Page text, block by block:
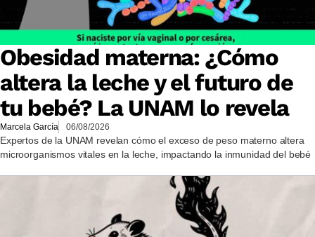
Obesidad materna: ¿Cómo
altera la leche y el futuro de
tu bebé? La UNAM lo revela
Marcela García 06/08/2026
Expertos de la UNAM revelan cómo el exceso de peso materno altera
microorganismos vitales en la leche, impactando la inmunidad del bebé